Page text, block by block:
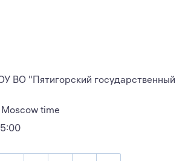
ВО "Пятигорский государственный
time